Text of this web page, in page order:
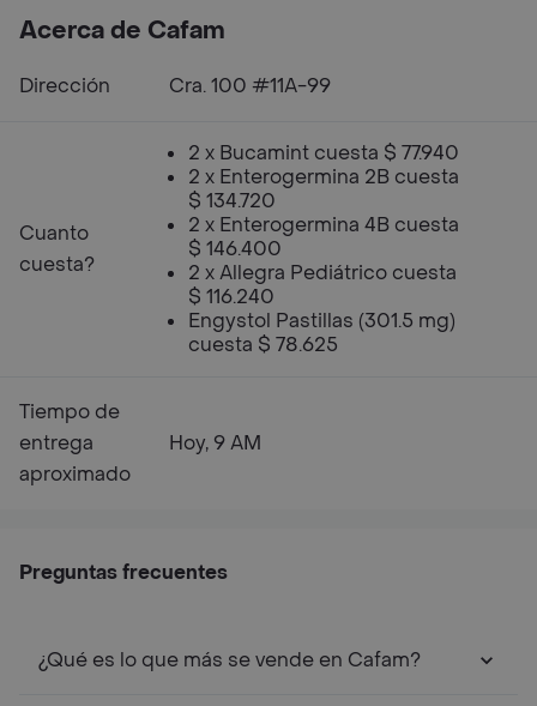
Acerca de Cafam
Dirección Cra. 100 #11A-99
Cuanto
cuesta?
2 x Bucamint cuesta $ 77.940
2 x Enterogermina 2B cuesta
$ 134.720
2 x Enterogermina 4B cuesta
$ 146.400
2 x Allegra Pediátrico cuesta
$ 116.240
Engystol Pastillas (301.5 mg)
cuesta $ 78.625
Tiempo de
entrega
aproximado
Hoy, 9 AM
Preguntas frecuentes
¿Qué es lo que más se vende en Cafam?